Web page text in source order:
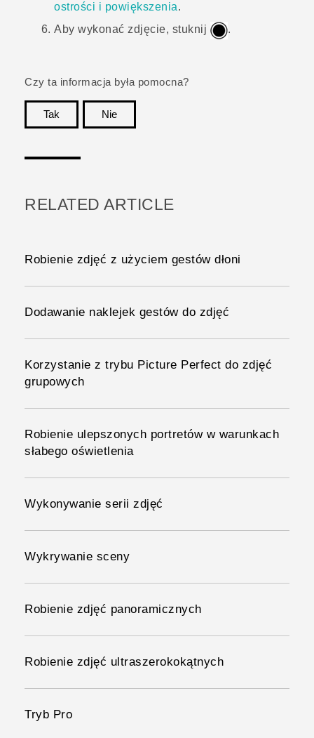
ostrości i powiększenia.
Aby wykonać zdjęcie, stuknij
.
Czy ta informacja była pomocna?
Tak
Nie
RELATED ARTICLE
Robienie zdjęć z użyciem gestów dłoni
Dodawanie naklejek gestów do zdjęć
Korzystanie z trybu Picture Perfect do zdjęć
grupowych
Robienie ulepszonych portretów w warunkach
słabego oświetlenia
Wykonywanie serii zdjęć
Wykrywanie sceny
Robienie zdjęć panoramicznych
Robienie zdjęć ultraszerokokątnych
Tryb Pro